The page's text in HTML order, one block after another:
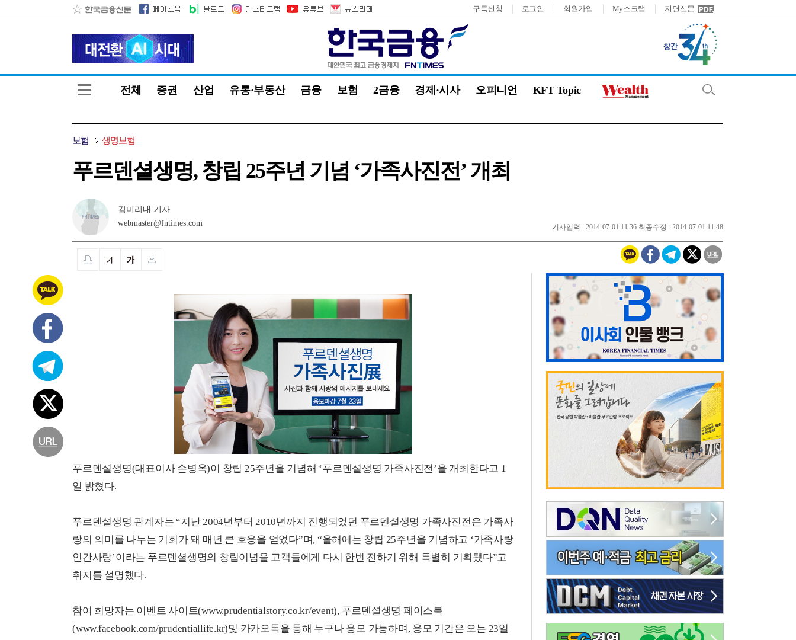
구독신청 로그인 회원가입 My스크랩 지면신문
전체 증권 산업 유통·부동산 금융 보험 2금융 경제·시사 오피니언 KFT Topic
보험 생명보험
푸르덴셜생명, 창립 25주년 기념 ‘가족사진전’ 개최
김미리내 기자
webmaster@fntimes.com
기사입력 : 2014-07-01 11:36 최종수정 : 2014-07-01 11:48
푸르덴셜생명(대표이사 손병옥)이 창립 25주년을 기념해 ‘푸르덴셜생명 가족사진전’을 개최한다고 1
일 밝혔다.
푸르덴셜생명 관계자는 “지난 2004년부터 2010년까지 진행되었던 푸르덴셜생명 가족사진전은 가족사
랑의 의미를 나누는 기회가 돼 매년 큰 호응을 얻었다”며, “올해에는 창립 25주년을 기념하고 ‘가족사랑
인간사랑’이라는 푸르덴셜생명의 창립이념을 고객들에게 다시 한번 전하기 위해 특별히 기획됐다”고
취지를 설명했다.
참여 희망자는 이벤트 사이트(www.prudentialstory.co.kr/event), 푸르덴셜생명 페이스북
(www.facebook.com/prudentiallife.kr)및 카카오톡을 통해 누구나 응모 가능하며, 응모 기간은 오는 23일